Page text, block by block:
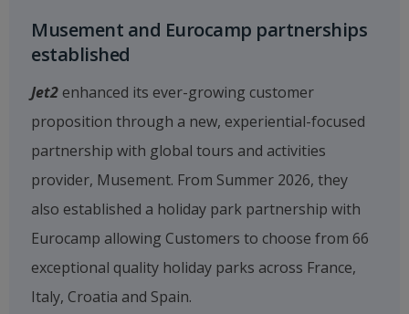
Musement and Eurocamp partnerships
established
Jet2 enhanced its ever-growing customer
proposition through a new, experiential-focused
partnership with global tours and activities
provider, Musement. From Summer 2026, they
also established a holiday park partnership with
Eurocamp allowing Customers to choose from 66
exceptional quality holiday parks across France,
Italy, Croatia and Spain.